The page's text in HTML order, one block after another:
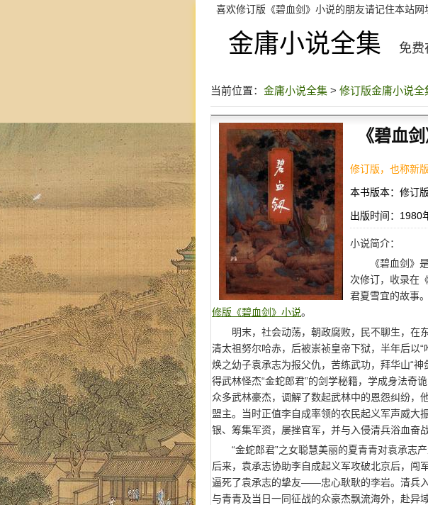
喜欢修订版《碧血剑》小说的朋友请记住本站网
金庸小说全集 免费
当前位置： 金庸小说全集 > 修订版金庸小说全
《碧血
修订版，也称新
本书版本：修订
出版时间：1980
小说简介：
《碧血剑》
次修订，收录在
君夏雪宜的故事。
修版《碧血剑》小说。
明末，社会动荡，朝政腐败，民不聊生，在
清太祖努尔哈赤，后被崇祯皇帝下狱，半年后以
焕之幼子袁承志为报父仇，苦练武功，拜华山“
得武林怪杰“金蛇郎君”的剑学秘籍，学成身法奇
众多武林豪杰，调解了数起武林中的恩怨纠纷，
盟主。当时正值李自成率领的农民起义军声威大
银、筹集军资，屡挫官军，并与入侵清兵浴血奋战
“金蛇郎君”之女聪慧美丽的夏青青对袁承志
后来，袁承志协助李自成起义军攻破北京后，闯
逼死了袁承志的挚友——忠心耿耿的李岩。清兵
与青青及当日一同征战的众豪杰飘流海外，赴异